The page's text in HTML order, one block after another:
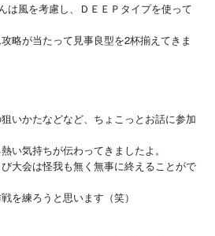
は風を考慮し、ＤＥＥＰタイプを使って
略が当たって見事良型を2杯揃えてきま
いかたなどなど、ちょこっとお話に参加
い気持ちが伝わってきましたよ。
大会は怪我も無く無事に終えることがで
を練ろうと思います（笑）